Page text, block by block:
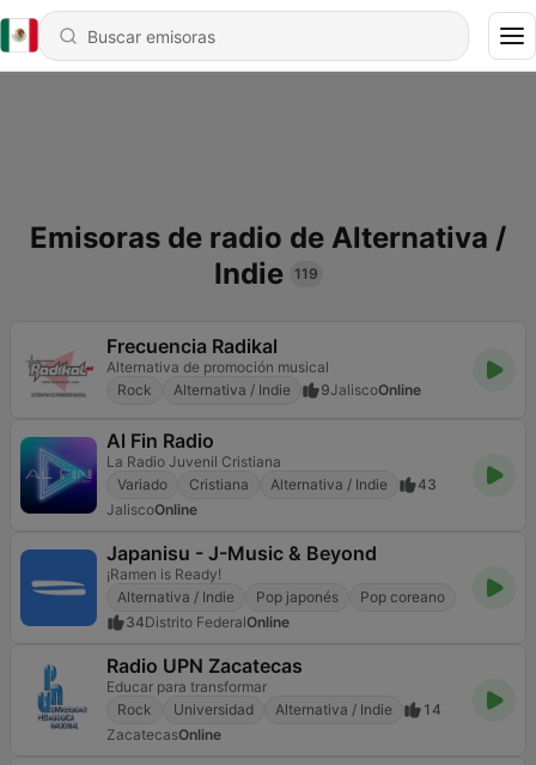
Emisoras de radio de Alternativa /
Indie
119
Frecuencia Radikal
Alternativa de promoción musical
Rock
Alternativa / Indie 9JaliscoOnline
Al Fin Radio
La Radio Juvenil Cristiana
Variado
Cristiana Alternativa / Indie
43
JaliscoOnline
Japanisu - J-Music & Beyond
¡Ramen is Ready!
Alternativa / Indie
Pop japonés
Pop coreano
34Distrito FederalOnline
Radio UPN Zacatecas
Educar para transformar
Rock
Universidad Alternativa / Indie
14
ZacatecasOnline